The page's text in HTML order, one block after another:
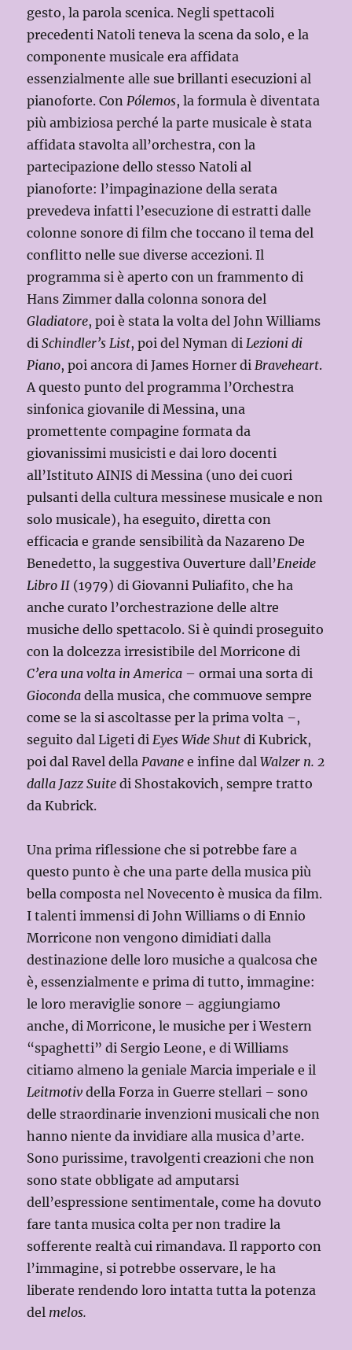
gesto, la parola scenica. Negli spettacoli
precedenti Natoli teneva la scena da solo, e la
componente musicale era affidata
essenzialmente alle sue brillanti esecuzioni al
pianoforte. ConPólemos, la formula è diventata
più ambiziosa perché la parte musicale è stata
affidata stavolta all’orchestra, con la
partecipazione dello stesso Natoli al
pianoforte: l’impaginazione della serata
prevedeva infatti l’esecuzione di estratti dalle
colonne sonore di film che toccano il tema del
conflitto nelle sue diverse accezioni. Il
programma si è aperto con un frammento di
Hans Zimmer dalla colonna sonora del
Gladiatore, poi è stata la volta del John Williams
diSchindler’s List, poi del Nyman diLezioni di
Piano, poi ancora di James Horner diBraveheart.
A questo punto del programma l’Orchestra
sinfonica giovanile di Messina, una
promettente compagine formata da
giovanissimi musicisti e dai loro docenti
all’Istituto AINIS di Messina (uno dei cuori
pulsanti della cultura messinese musicale e non
solo musicale), ha eseguito, diretta con
efficacia e grande sensibilità da Nazareno De
Benedetto, la suggestiva Ouverture dall’Eneide
Libro II (1979) di Giovanni Puliafito, che ha
anche curato l’orchestrazione delle altre
musiche dello spettacolo. Si è quindi proseguito
con la dolcezza irresistibile del Morricone di
C’era una volta in America – ormai una sorta di
Giocondadella musica, che commuove sempre
come se la si ascoltasse per la prima volta –,
seguito dal Ligeti diEyes Wide Shutdi Kubrick,
poi dal Ravel dellaPavanee infine dalWalzer n. 2
dalla Jazz Suitedi Shostakovich, sempre tratto
da Kubrick.
Una prima riflessione che si potrebbe fare a
questo punto è che una parte della musica più
bella composta nel Novecento è musica da film.
I talenti immensi di John Williams o di Ennio
Morricone non vengono dimidiati dalla
destinazione delle loro musiche a qualcosa che
è, essenzialmente e prima di tutto, immagine:
le loro meraviglie sonore – aggiungiamo
anche, di Morricone, le musiche per i Western
“spaghetti” di Sergio Leone, e di Williams
citiamo almeno la geniale Marcia imperiale e il
Leitmotivdella Forza in Guerre stellari – sono
delle straordinarie invenzioni musicali che non
hanno niente da invidiare alla musica d’arte.
Sono purissime, travolgenti creazioni che non
sono state obbligate ad amputarsi
dell’espressione sentimentale, come ha dovuto
fare tanta musica colta per non tradire la
sofferente realtà cui rimandava. Il rapporto con
l’immagine, si potrebbe osservare, le ha
liberate rendendo loro intatta tutta la potenza
del melos.